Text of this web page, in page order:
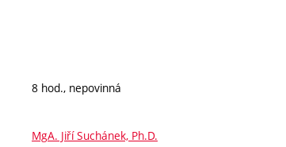
8 hod., nepovinná
MgA. Jiří Suchánek, Ph.D.